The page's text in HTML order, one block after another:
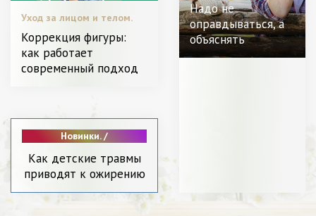
Уход за лицом и телом.
Коррекция фигуры:
как работает
современный подход
Надо не
оправдываться, а
объяснять
Новинки. /
хирургия / Мода. / С
чем носить. / Диета и
Женщина - Разное
Как детские травмы
приводят к ожирению